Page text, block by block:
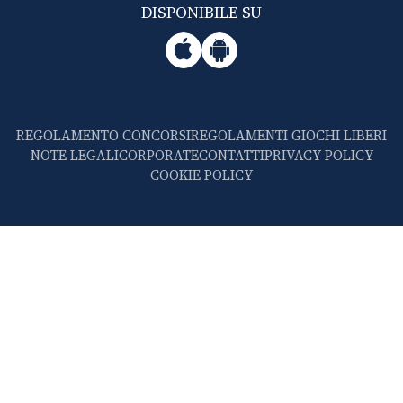
DISPONIBILE SU
REGOLAMENTO CONCORSIREGOLAMENTI GIOCHI LIBERI
NOTE LEGALICORPORATECONTATTIPRIVACY POLICY
COOKIE POLICY